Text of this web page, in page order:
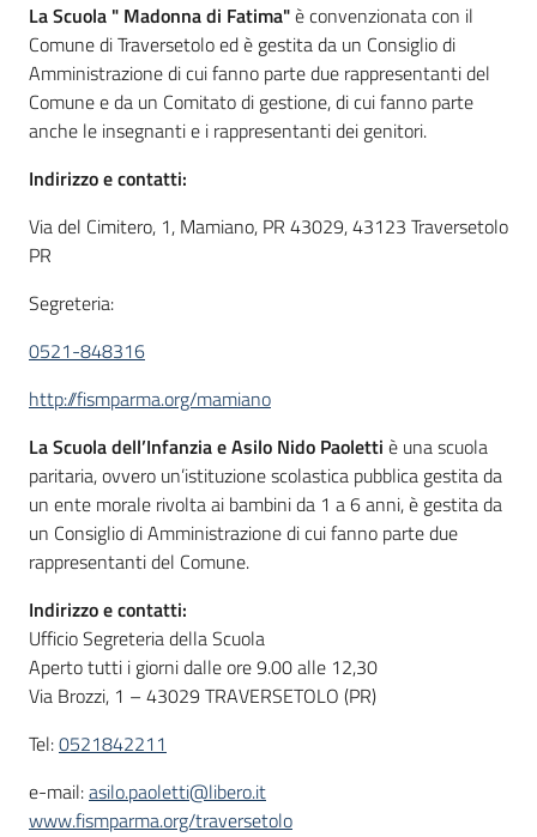
La Scuola " Madonna di Fatima"è convenzionata con il
Comune di Traversetolo ed è gestita da un Consiglio di
Amministrazione di cui fanno parte due rappresentanti del
Comune e da un Comitato di gestione, di cui fanno parte
anche le insegnanti e i rappresentanti dei genitori.
Indirizzo e contatti:
Via del Cimitero, 1, Mamiano, PR 43029, 43123 Traversetolo
PR
Segreteria:
0521-848316
http://fismparma.org/mamiano
La Scuola dell’Infanzia e Asilo Nido Paoletti è una scuola
paritaria, ovvero un’istituzione scolastica pubblica gestita da
un ente morale rivolta ai bambini da 1 a 6 anni, è gestita da
un Consiglio di Amministrazione di cui fanno parte due
rappresentanti del Comune.
Indirizzo e contatti:
Ufficio Segreteria della Scuola
Aperto tutti i giorni dalle ore 9.00 alle 12,30
Via Brozzi, 1 – 43029 TRAVERSETOLO (PR)
Tel:0521842211
e-mail:asilo.paoletti@libero.it
www.fismparma.org/traversetolo